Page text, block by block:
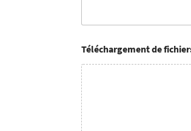
Téléchargement de